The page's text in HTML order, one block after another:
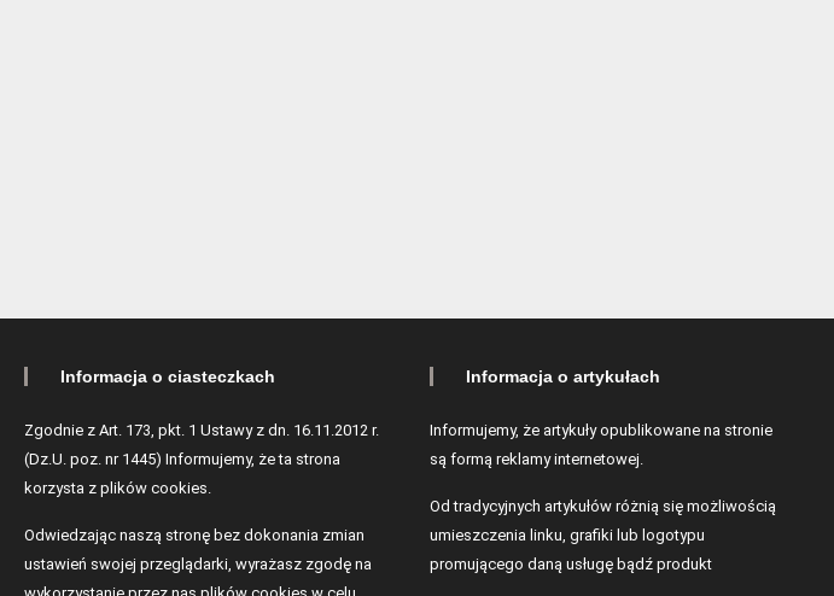
Informacja o ciasteczkach
Zgodnie z Art. 173, pkt. 1 Ustawy z dn. 16.11.2012 r.
(Dz.U. poz. nr 1445) Informujemy, że ta strona
korzysta z plików cookies.
Odwiedzając naszą stronę bez dokonania zmian
ustawień swojej przeglądarki, wyrażasz zgodę na
Informacja o artykułach
Informujemy, że artykuły opublikowane na stronie
są formą reklamy internetowej.
Od tradycyjnych artykułów różnią się możliwością
umieszczenia linku, grafiki lub logotypu
promującego daną usługę bądź produkt